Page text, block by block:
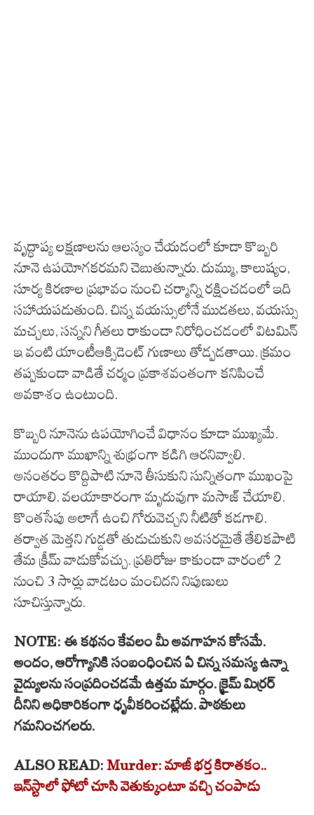
వృద్ధాప్య లక్షణాలను ఆలస్యం చేయడంలో కూడా కొబ్బరి
నూనె ఉపయోగకరమని చెబుతున్నారు. దుమ్ము, కాలుష్యం,
సూర్య కిరణాల ప్రభావం నుంచి చర్మాన్ని రక్షించడంలో ఇది
సహాయపడుతుంది. చిన్న వయస్సులోనే ముడతలు, వయస్సు
మచ్చలు, సన్నని గీతలు రాకుండా నిరోధించడంలో విటమిన్
ఇ వంటి యాంటీఆక్సిడెంట్ గుణాలు తోడ్పడతాయి. క్రమం
తప్పకుండా వాడితే చర్మం ప్రకాశవంతంగా కనిపించే
అవకాశం ఉంటుంది.
కొబ్బరి నూనెను ఉపయోగించే విధానం కూడా ముఖ్యమే.
ముందుగా ముఖాన్ని శుభ్రంగా కడిగి ఆరనివ్వాలి.
అనంతరం కొద్దిపాటి నూనె తీసుకుని సున్నితంగా ముఖంపై
రాయాలి. వలయాకారంగా మృదువుగా మసాజ్ చేయాలి.
కొంతసేపు అలాగే ఉంచి గోరువెచ్చని నీటితో కడగాలి.
తర్వాత మెత్తని గుడ్డతో తుడుచుకుని అవసరమైతే తేలికపాటి
తేమ క్రీమ్ వాడుకోవచ్చు. ప్రతిరోజు కాకుండా వారంలో 2
నుంచి 3 సార్లు వాడటం మంచిదని నిపుణులు
సూచిస్తున్నారు.
NOTE: ఈ కథనం కేవలం మీ అవగాహన కోసమే.
అందం, ఆరోగ్యానికి సంబంధించిన ఏ చిన్న సమస్య ఉన్నా
వైద్యులను సంప్రదించడమే ఉత్తమ మార్గం. క్రైమ్ మిర్రర్
దీనిని అధికారికంగా ధృవీకరించట్లేదు. పాఠకులు
గమనించగలరు.
ALSO READ: Murder: మాజీ భర్త కిరాతకం..
ఇన్‌స్టాలో ఫోటో చూసి వెతుక్కుంటూ వచ్చి చంపాడు